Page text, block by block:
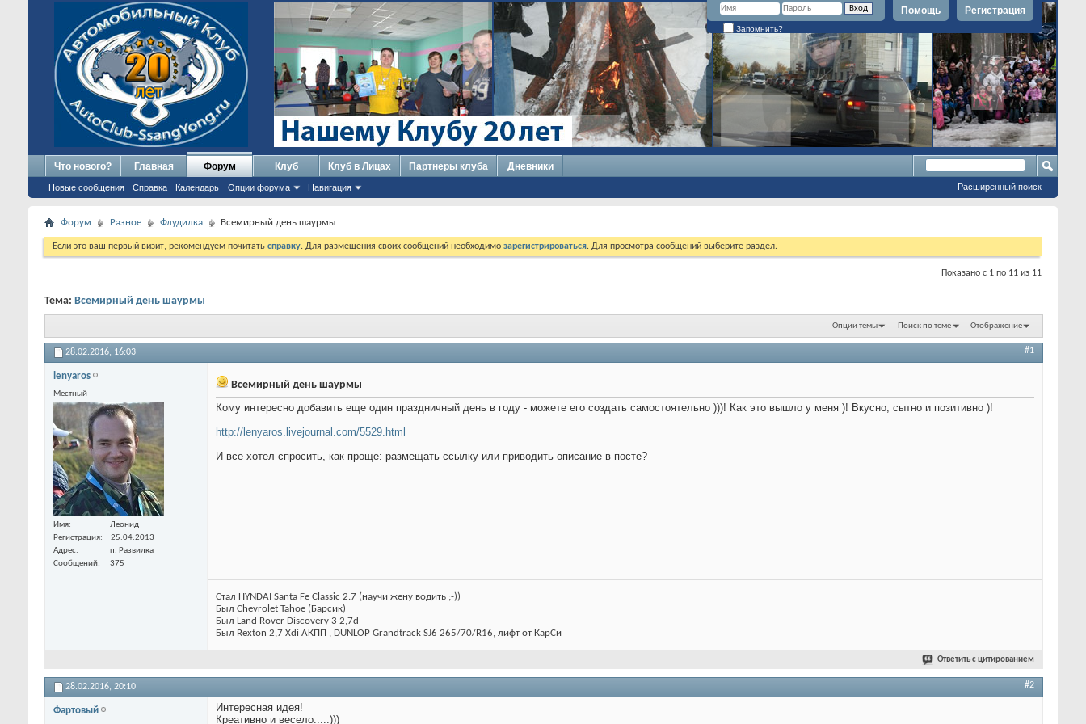
Регистрация
Помощь
Запомнить?
Что нового? Главная Форум
Новые сообщения Справка Календарь Опции форума Навигация
Клуб Клуб в Лицах Партнеры клуба Дневники
Расширенный поиск
Форум Разное Флудилка Всемирный день шаурмы
Если это ваш первый визит, рекомендуем почитать справку. Для размещения своих сообщений необходимо зарегистрироваться. Для просмотра сообщений выберите раздел.
Показано с 1 по 11 из 11
Тема: Всемирный день шаурмы
Опции темы Поиск по теме Отображение
28.02.2016, 16:03 #1
lenyaros
Местный
Имя
Леонид
Регистрация
25.04.2013
Адрес
п. Развилка
Сообщений
375
Всемирный день шаурмы
Кому интересно добавить еще один праздничный день в году - можете его создать самостоятельно )))! Как это вышло у меня )! Вкусно, сытно и позитивно )!
http://lenyaros.livejournal.com/5529.html
И все хотел спросить, как проще: размещать ссылку или приводить описание в посте?
Стал HYNDAI Santa Fe Classic 2.7 (научи жену водить ;-))
Был Chevrolet Tahoe (Барсик)
Был Land Rover Discovery 3 2,7d
Был Rexton 2,7 Xdi АКПП , DUNLOP Grandtrack SJ6 265/70/R16, лифт от КарСи
Ответить с цитированием
28.02.2016, 20:10 #2
Фартовый
Интересная идея!
Креативно и весело.....)))